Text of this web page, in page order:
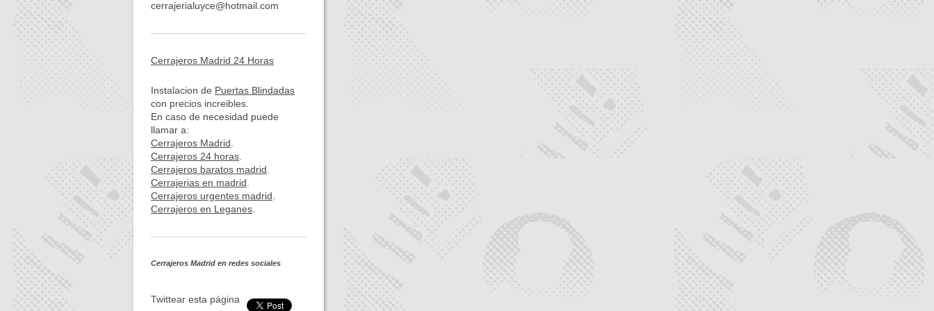
cerrajerialuyce@hotmail.com
Cerrajeros Madrid 24 Horas
Instalacion de Puertas Blindadas
con precios increibles.
En caso de necesidad puede
llamar a:
Cerrajeros Madrid.
Cerrajeros 24 horas.
Cerrajeros baratos madrid.
Cerrajerias en madrid.
Cerrajeros urgentes madrid.
Cerrajeros en Leganes.
Cerrajeros Madrid en redes sociales
Twittear esta página